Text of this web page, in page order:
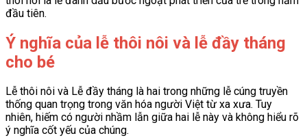
đầu tiên.
Ý nghĩa của lễ thôi nôi và lễ đầy tháng
cho bé
Lễ thôi nôi và Lễ đầy tháng là hai trong những lễ cúng truyền
thống quan trọng trong văn hóa người Việt từ xa xưa. Tuy
nhiên, hiếm có người nhầm lẫn giữa hai lễ này và không hiểu rõ
ý nghĩa cốt yếu của chúng.